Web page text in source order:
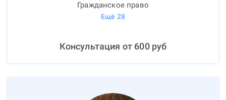
Гражданское право
Ещё 28
Консультация от 600руб